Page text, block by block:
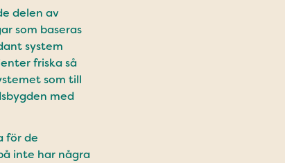
delen av
som baseras
system
friska så
som till
med
för de
inte har några